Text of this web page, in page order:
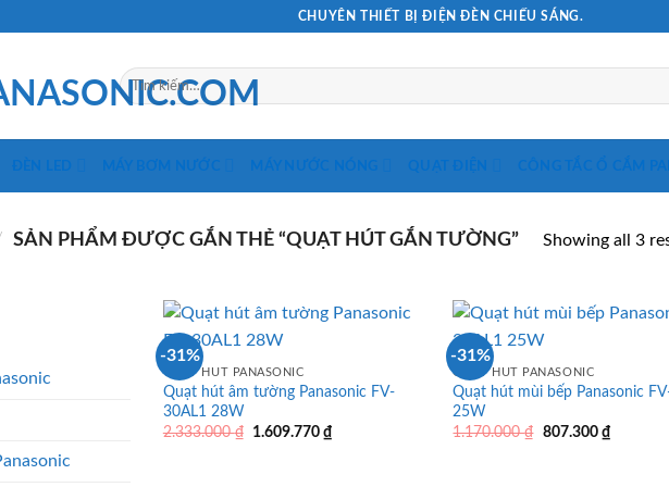
CHUYÊN THIẾT BỊ ĐIỆN ĐÈN CHIẾU SÁNG.
Tìm
kiếm:
ĐÈN LED MÁY BƠM NƯỚC MÁY NƯỚC NÓNG QUẠT ĐIỆN CÔNG TẮC Ổ CẮM
SẢN PHẨM ĐƯỢC GẮN THẺ “QUẠT HÚT GẮN TƯỜNG” Showing all 3
-31%
QUẠT HÚT PANASONIC
Quạt hút âm tường Panasonic FV-
30AL1 28W
2.333.000₫
Giá
1.609.770₫
-31%
QUẠT HÚT PANASONIC
Quạt hút mùi bếp Panasonic
25W
1.170.000₫ Giá
807.300 ₫Giá